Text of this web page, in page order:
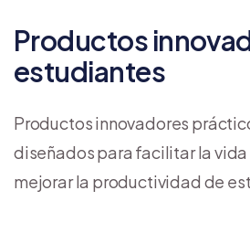
Productos
estudiantes
Productos innovadores
diseñados para facilitar la
mejorar la productividad de